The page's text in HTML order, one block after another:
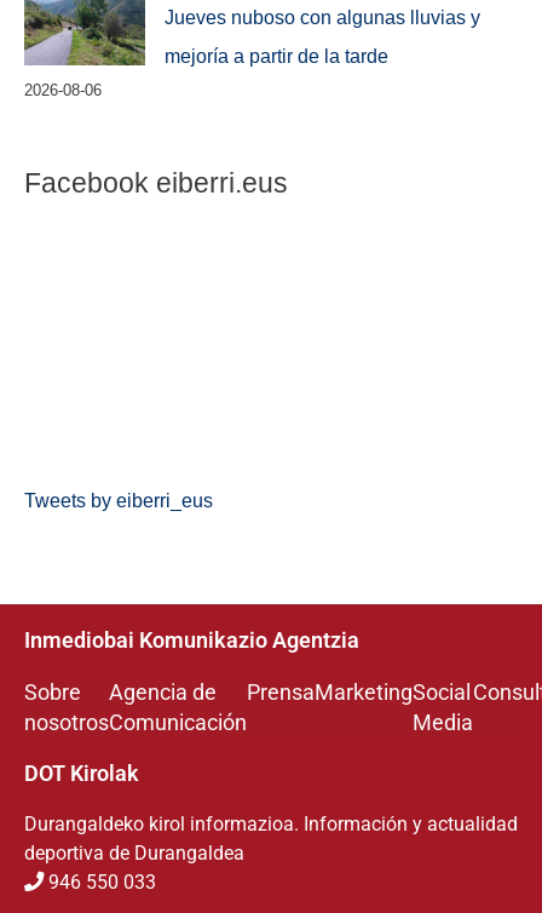
Jueves nuboso con algunas lluvias y
mejoría a partir de la tarde
2026-08-06
Facebook eiberri.eus
Tweets by eiberri_eus
Inmediobai Komunikazio Agentzia
Sobre
nosotros
Agencia de
Comunicación
PrensaMarketingSocial
Media
DOT Kirolak
Durangaldeko kirol informazioa. Información y actualidad
deportiva de Durangaldea
946 550 033